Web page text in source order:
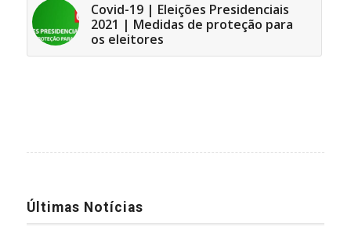
Covid-19 | Eleições Presidenciais
2021 | Medidas de proteção para
os eleitores
Últimas Notícias